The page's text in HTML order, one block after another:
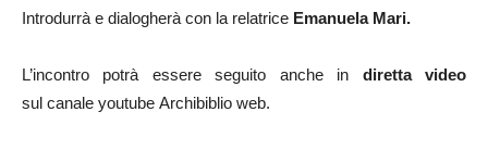
Introdurrà e dialogherà con la relatrice Emanuela Mari.
L’incontro potrà essere seguito anche in diretta video
sul canale youtube Archibiblio web.